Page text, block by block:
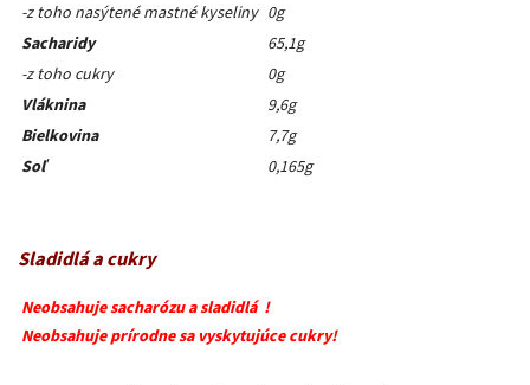
-z toho nasýtené mastné kyseliny 0g
Sacharidy
65,1g
-z toho cukry
0g
Vláknina
9,6g
Bielkovina
7,7g
Soľ
0,165g
Sladidlá a cukry
Neobsahuje sacharózu a sladidlá !
Neobsahuje prírodne sa vyskytujúce cukry!